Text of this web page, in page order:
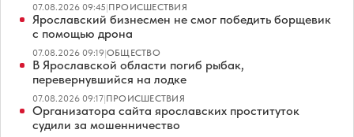
07.08.2026 09:45|ПРОИСШЕСТВИЯ
Ярославский бизнесмен не смог победить борщевик
с помощью дрона
07.08.2026 09:19|ОБЩЕСТВО
В Ярославской области погиб рыбак,
перевернувшийся на лодке
07.08.2026 09:17|ПРОИСШЕСТВИЯ
Организатора сайта ярославских проституток
судили за мошенничество